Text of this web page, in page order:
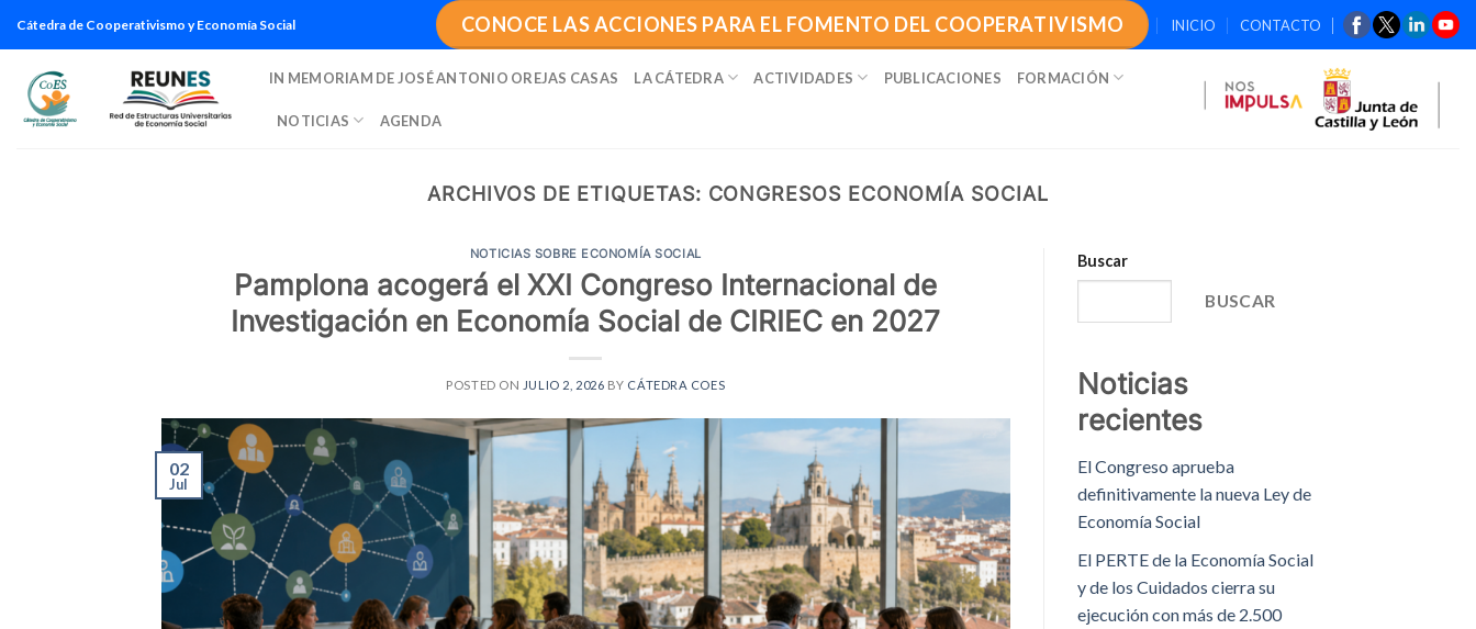
contenido
Cátedra de Cooperativismo y Economía Social CONOCE LAS ACCIONES PARA EL FOMENTO DEL COOPERATIVISMO INICIO CONTACTO
IN MEMORIAM DE JOSÉ ANTONIO OREJAS CASAS LA CÁTEDRA ACTIVIDADES PUBLICACIONES FORMACIÓN
NOTICIAS AGENDA
ARCHIVOS DE ETIQUETAS: CONGRESOS ECONOMÍA SOCIAL
NOTICIAS SOBRE ECONOMÍA SOCIAL
Pamplona acogerá el XXI Congreso Internacional de
Investigación en Economía Social de CIRIEC en 2027
POSTED ON JULIO 2, 2026 BY CÁTEDRA COES
02
Jul
Buscar
BUSCAR
Noticias
recientes
El Congreso aprueba
definitivamente la nueva Ley de
Economía Social
El PERTE de la Economía Social
y de los Cuidados cierra su
ejecución con más de 2.500